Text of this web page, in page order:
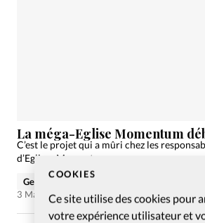
COOKIES
Ce site utilise des cookies pour
votre expérience utilisateur et
La méga-Eglise Momentum
C’est le projet qui a mûri chez les
d’Eglises Momentum.
Geoffrey Leplang
3 Mar 2024